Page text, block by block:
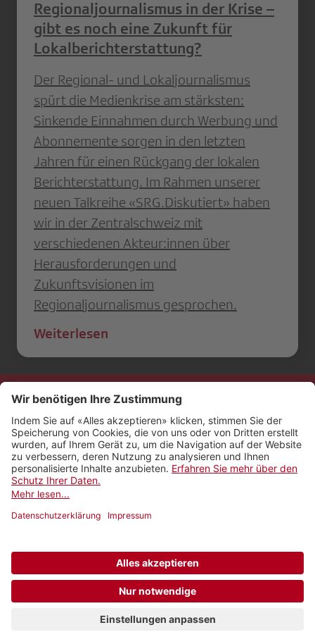
Regionaljournalismus in der Krise –
gibt es noch eine Zukunft für
Lokalberichterstattung?
Der Regional- und Lokaljournalismus
spürt die Medienkrise am stärksten:
Sinkende Einnahmen durch Werbung und
Abonnemente sorgen in den letzten
Jahren für einen Rückgang der lokalen
Berichterstattung. Im Rahmen unserer
neuen Talkreihe «SRG.Diskutiert» haben
wir in der Zentralschweiz mit
verschiedenen Akteur:innen über
Herausforderungen und
Zukunftsvisionen im
Regionaljournalismus gesprochen.
Weiterlesen
Kontakt
Impressum
Rechtliches
Netiquette
Newsletter abonnieren